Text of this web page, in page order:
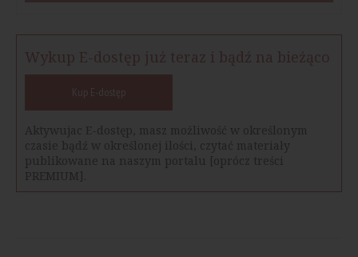
Wykup E-dostęp już teraz i bądź na bieżąco
Kup E-dostęp
Aktywujac E-dostęp, masz możliwość w określonym
czasie bądź w określonej ilości, czytać materiały
publikowane na naszym portalu [oprócz treści
PREMIUM].